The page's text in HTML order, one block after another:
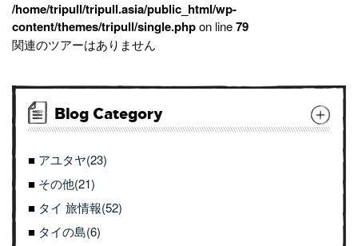
/home/tripull/tripull.asia/public_html/wp-
content/themes/tripull/single.phpon line79
関連のツアーはありません
Blog Category
アユタヤ(23)
その他(21)
タイ 旅情報(52)
タイの島(6)